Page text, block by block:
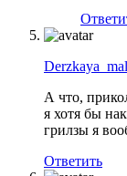
А что,
я хотя бы
грилзы я
Ответить